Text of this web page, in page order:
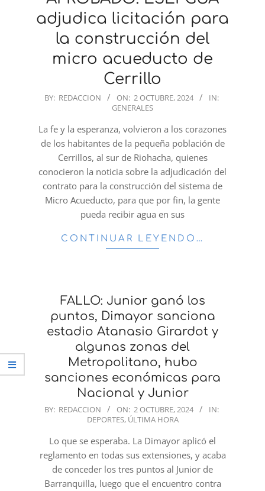
adjudica licitación para
la construcción del
micro acueducto de
Cerrillo
2024-
02
BY: REDACCION ON: 2 OCTUBRE, 2024
IN:
GENERALES
La fe y la esperanza, volvieron a los corazones
de los habitantes de la pequeña población de
Cerrillos, al sur de Riohacha, quienes
conocieron la noticia sobre la adjudicación del
contrato para la construcción del sistema de
Micro Acueducto, para que por fin, la gente
pueda recibir agua en sus
CONTINUAR LEYENDO…
FALLO: Junior ganó los
puntos, Dimayor sanciona
estadio Atanasio Girardot y
algunas zonas del
Metropolitano, hubo
sanciones económicas para
Nacional y Junior
2024-
BY: REDACCION ON: 2 OCTUBRE, 2024
IN:
DEPORTES, ÚLTIMA HORA
Lo que se esperaba. La Dimayor aplicó el
reglamento en todas sus extensiones, y acaba
de conceder los tres puntos al Junior de
Barranquilla, luego que el encuentro contra